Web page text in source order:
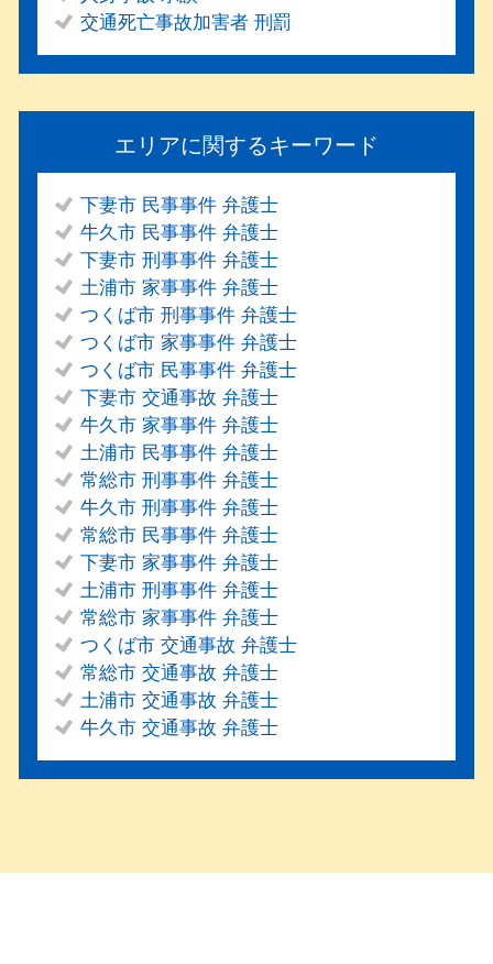
交通死亡事故加害者 刑罰
エリアに関するキーワード
下妻市 民事事件 弁護士
牛久市 民事事件 弁護士
下妻市 刑事事件 弁護士
土浦市 家事事件 弁護士
つくば市 刑事事件 弁護士
つくば市 家事事件 弁護士
つくば市 民事事件 弁護士
下妻市 交通事故 弁護士
牛久市 家事事件 弁護士
土浦市 民事事件 弁護士
常総市 刑事事件 弁護士
牛久市 刑事事件 弁護士
常総市 民事事件 弁護士
下妻市 家事事件 弁護士
土浦市 刑事事件 弁護士
常総市 家事事件 弁護士
つくば市 交通事故 弁護士
常総市 交通事故 弁護士
土浦市 交通事故 弁護士
牛久市 交通事故 弁護士